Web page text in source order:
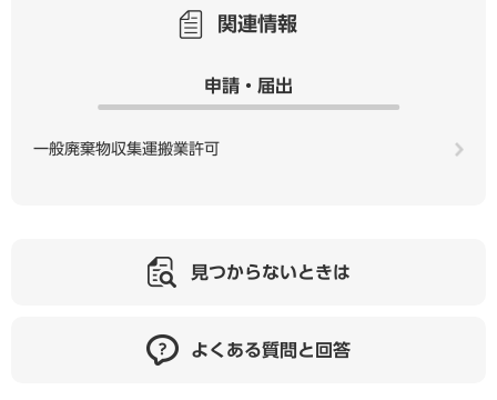
関連情報
申請・届出
一般廃棄物収集運搬業許可
見つからないときは
よくある質問と回答